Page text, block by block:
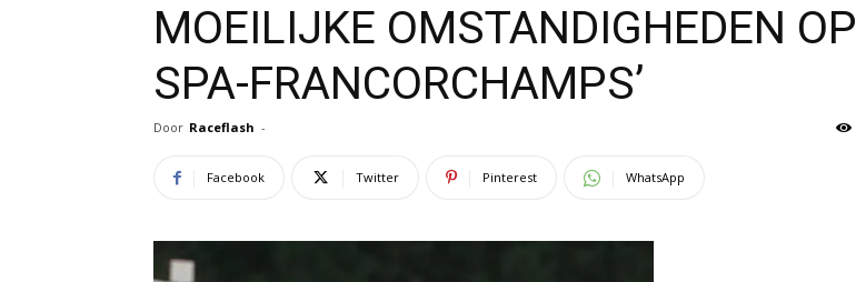
MOEILIJKE OMSTANDIGHEDEN OP
SPA-FRANCORCHAMPS’
Door Raceflash -
Facebook Twitter Pinterest WhatsApp